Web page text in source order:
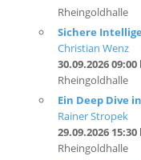
Christian Wenz
30.09.2026 09:00
Rheingoldhalle
Ein Deep Dive
Rainer Stropek
29.09.2026 15:30
Rheingoldhalle
Sichere Apps
Top Ten 2025